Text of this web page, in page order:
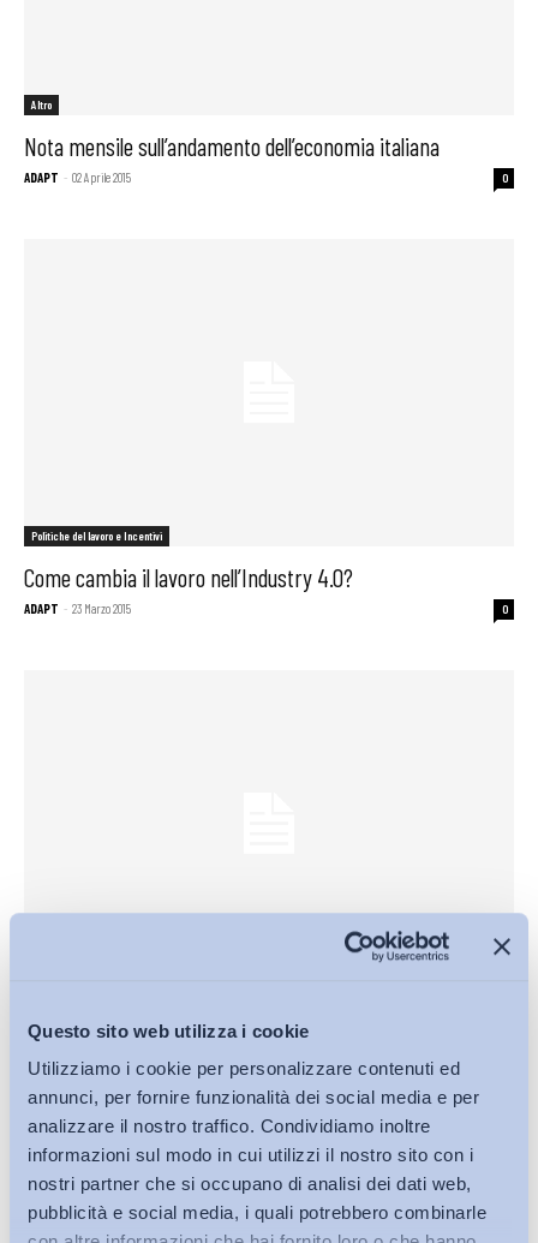
Questo sito web utilizza i cookie
Utilizziamo i cookie per personalizzare contenuti ed
annunci, per fornire funzionalità dei social media e per
analizzare il nostro traffico. Condividiamo inoltre
informazioni sul modo in cui utilizzi il nostro sito con i
nostri partner che si occupano di analisi dei dati web,
pubblicità e social media, i quali potrebbero combinarle
Altro
Nota mensile sull’andamento dell’economia italiana
ADAPT - 02 Aprile 2015 0
Politiche del lavoro e Incentivi
Come cambia il lavoro nell’Industry 4.0?
ADAPT - 23 Marzo 2015 0
Bollettino ADAPT - 23 Marzo 2015